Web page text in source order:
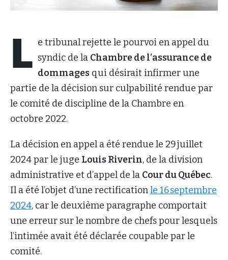
L e tribunal rejette le pourvoi en appel du
syndic de la Chambre de l’assurance de
dommages qui désirait infirmer une
partie de la décision sur culpabilité rendue par
le comité de discipline de la Chambre en
octobre 2022.
La décision en appel a été rendue le 29 juillet
2024 par le juge Louis Riverin, de la division
administrative et d’appel de la Cour du Québec.
Il a été l’objet d’une rectificationle 16 septembre
2024, car le deuxième paragraphe comportait
une erreur sur le nombre de chefs pour lesquels
l’intimée avait été déclarée coupable par le
comité.